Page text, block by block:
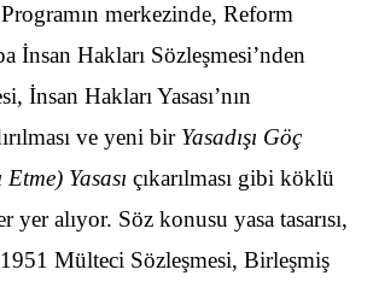
merkezinde, Reform
İnsan Hakları Sözleşmesi’nden
İnsan Hakları Yasası’nın
ve yeni bir Yasadışı Göç
Etme) Yasası çıkarılması gibi köklü
yer alıyor. Söz konusu yasa tasarısı,
Mülteci Sözleşmesi, Birleşmiş